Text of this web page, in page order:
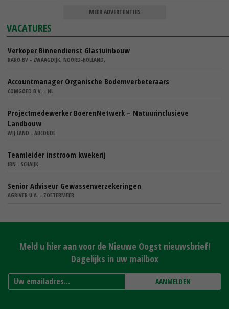
MEER ADVERTENTIES
VACATURES
Verkoper Binnendienst Glastuinbouw
KARO BV - ZWAAGDIJK, NOORD-HOLLAND,
Accountmanager Organische Bodemverbeteraars
COMGOED B.V. - NL
Projectmedewerker BoerenNetwerk – Natuurinclusieve
Landbouw
WIJ.LAND - ABCOUDE
Teamleider instroom kwekerij
IBN - SCHAIJK
Senior Adviseur Gewassenverzekeringen
AGRIVER U.A. - ZOETERMEER
Meld u hier aan voor de Nieuwe Oogst nieuwsbrief!
Dagelijks in uw mailbox
AANMELDEN